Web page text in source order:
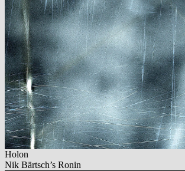
Holon
Nik Bärtsch’s Ronin